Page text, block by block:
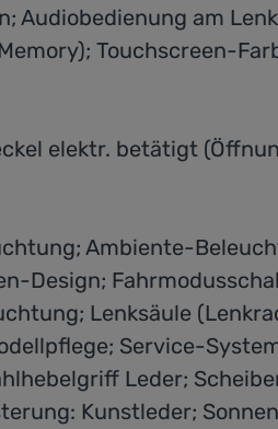
Audiobedienung am
Touchscreen-
elektr. betätigt
Ambiente-
Design;
Lenksäule
Service-
Leder;
Kunstleder;